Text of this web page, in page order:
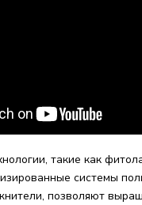
такие как
системы
позволяют